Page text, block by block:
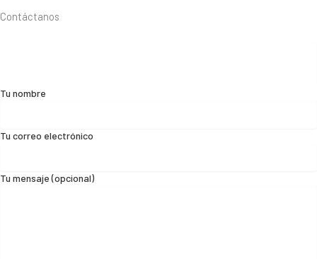
Contáctanos
Tu nombre
Tu correo electrónico
Tu mensaje (opcional)